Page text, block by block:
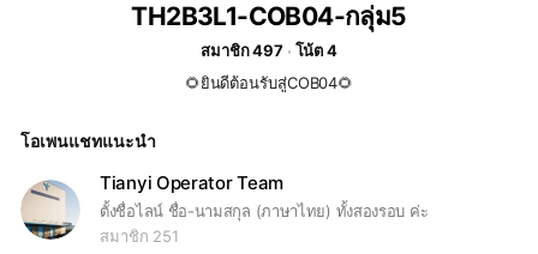
TH2B3L1-COB04-กลุ่ม5
สมาชิก 497
โน้ต 4
🌻ยินดีต้อนรับสู่COB04🌻
โอเพนแชทแนะนำ
Tianyi Operator Team
ตั้งชื่อไลน์ ชื่อ-นามสกุล (ภาษาไทย) ทั้งสองรอบ ค่ะ
สมาชิก 251